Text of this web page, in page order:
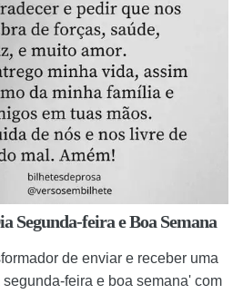
Segunda-feira e Boa Semana
de enviar e receber uma
feira e boa semana' com